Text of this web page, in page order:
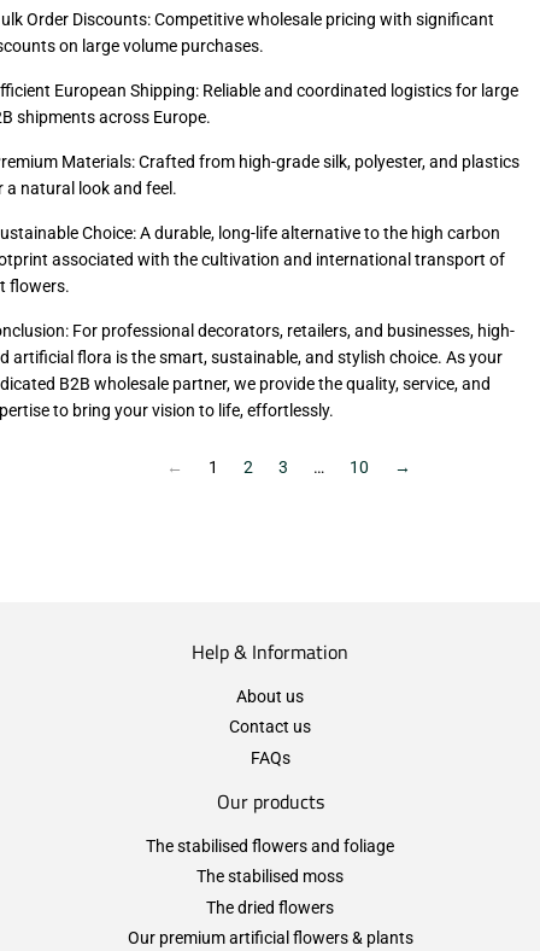
Order Discounts: Competitive wholesale pricing with significant
on large volume purchases.
European Shipping: Reliable and coordinated logistics for large
shipments across Europe.
Materials: Crafted from high-grade silk, polyester, and plastics
a natural look and feel.
Choice: A durable, long-life alternative to the high carbon
associated with the cultivation and international transport of
flowers.
For professional decorators, retailers, and businesses, high-
artificial flora is the smart, sustainable, and stylish choice. As your
B2B wholesale partner, we provide the quality, service, and
to bring your vision to life, effortlessly.
← 1 2 3 … 10 →
Help & Information
About us
Contact us
FAQs
Our products
The stabilised flowers and foliage
The stabilised moss
The dried flowers
Our premium artificial flowers & plants